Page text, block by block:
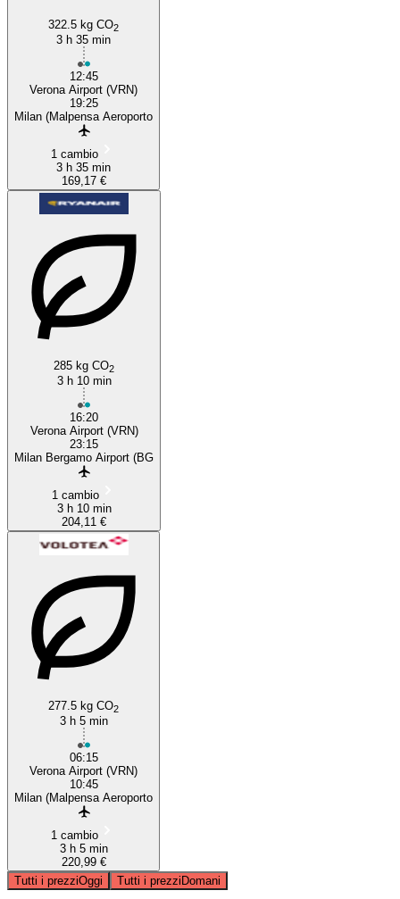
322.5 kg CO2
3 h 35 min
12:45
Verona Airport (VRN)
19:25
Milan (Malpensa Aeroporto
1 cambio
3 h 35 min
169,17 €
285 kg CO2
3 h 10 min
16:20
Verona Airport (VRN)
23:15
Milan Bergamo Airport (BG
1 cambio
3 h 10 min
204,11 €
277.5 kg CO2
3 h 5 min
06:15
Verona Airport (VRN)
10:45
Milan (Malpensa Aeroporto
1 cambio
3 h 5 min
220,99 €
Tutti i prezziOggi Tutti i prezziDomani